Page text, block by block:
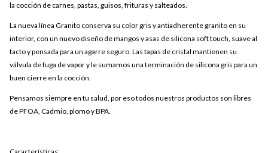
la cocción de carnes, pastas, guisos, frituras y salteados.
La nueva línea Granito conserva su color gris y antiadherente granito en su
interior, con un nuevo diseño de mangos y asas de silicona soft touch, suave al
tacto y pensada para un agarre seguro. Las tapas de cristal mantienen su
válvula de fuga de vapor y le sumamos una terminación de silicona gris para un
buen cierre en la cocción.
Pensamos siempre en tu salud, por eso todos nuestros productos son libres
de PFOA, Cadmio, plomo y BPA.